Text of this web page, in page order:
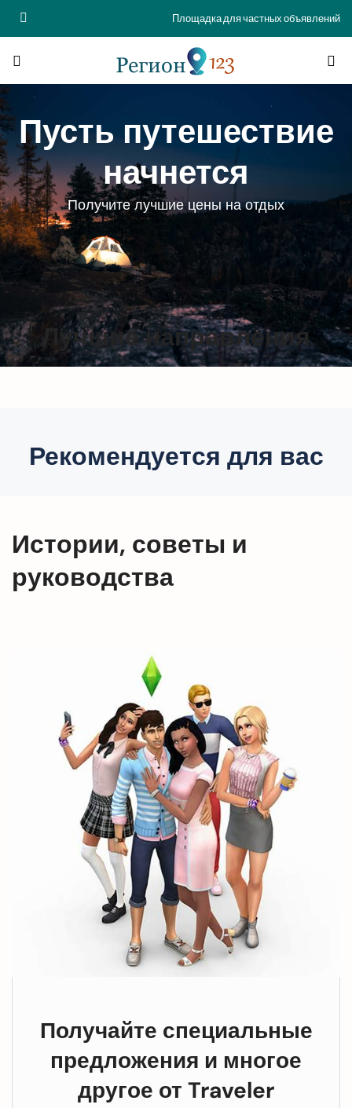
Площадка для частных объявлений
Пусть путешествие
начнется
Получите лучшие цены на отдых
Лучшие направления
Рекомендуется для вас
Истории, советы и
руководства
Получайте специальные
предложения и многое
другое от Traveler